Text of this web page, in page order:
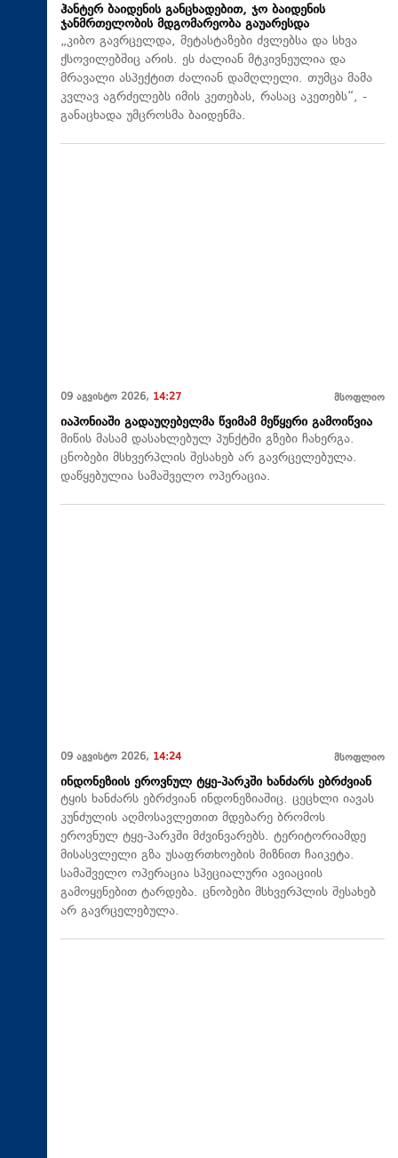
ჰანტერ ბაიდენის განცხადებით, ჯო ბაიდენის
ჯანმრთელობის მდგომარეობა გაუარესდა
„კიბო გავრცელდა, მეტასტაზები ძვლებსა და სხვა
ქსოვილებშიც არის. ეს ძალიან მტკივნეულია და
მრავალი ასპექტით ძალიან დამღლელი. თუმცა მამა
კვლავ აგრძელებს იმის კეთებას, რასაც აკეთებს“, -
განაცხადა უმცროსმა ბაიდენმა.
09 აგვისტო 2026, 14:27 მსოფლიო
იაპონიაში გადაუღებელმა წვიმამ მეწყერი გამოიწვია
მიწის მასამ დასახლებულ პუნქტში გზები ჩახერგა.
ცნობები მსხვერპლის შესახებ არ გავრცელებულა.
დაწყებულია სამაშველო ოპერაცია.
09 აგვისტო 2026, 14:24 მსოფლიო
ინდონეზიის ეროვნულ ტყე-პარკში ხანძარს ებრძვიან
ტყის ხანძარს ებრძვიან ინდონეზიაშიც. ცეცხლი იავას
კუნძულის აღმოსავლეთით მდებარე ბრომოს
ეროვნულ ტყე-პარკში მძვინვარებს. ტერიტორიამდე
მისასვლელი გზა უსაფრთხოების მიზნით ჩაიკეტა.
სამაშველო ოპერაცია სპეციალური ავიაციის
გამოყენებით ტარდება. ცნობები მსხვერპლის შესახებ
არ გავრცელებულა.